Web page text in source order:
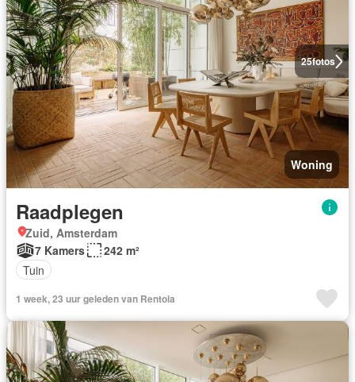
25fotos
Woning
Raadplegen
Zuid, Amsterdam
7 Kamers
242 m²
Tuin
1 week, 23 uur geleden van Rentola